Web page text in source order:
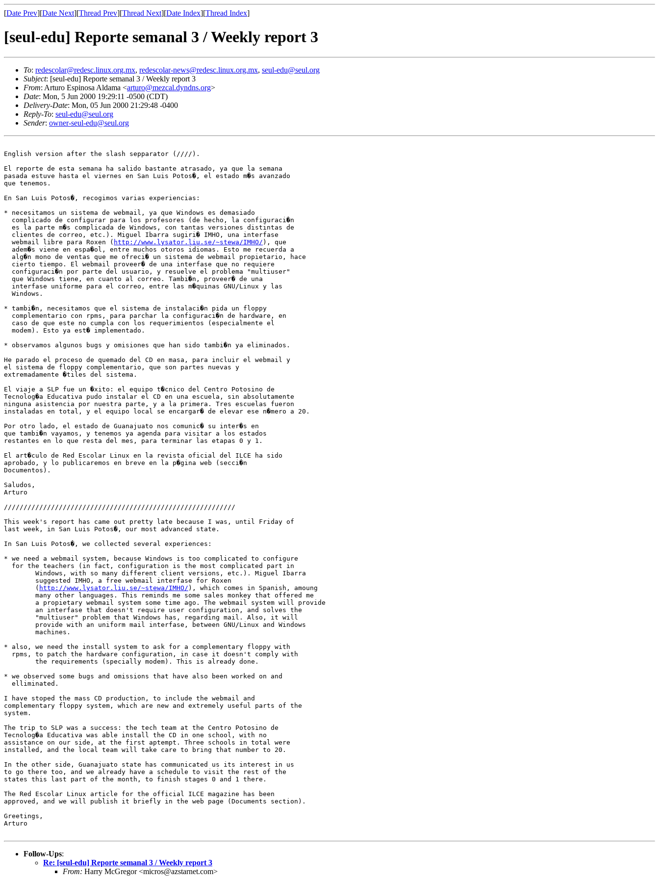
[Date Prev][Date Next][Thread Prev][Thread Next][Date Index][Thread Index]
[seul-edu] Reporte semanal 3 / Weekly report 3
To: redescolar@redesc.linux.org.mx, redescolar-news@redesc.linux.org.mx, seul-edu@seul.org
Subject: [seul-edu] Reporte semanal 3 / Weekly report 3
From: Arturo Espinosa Aldama <arturo@mezcal.dyndns.org>
Date: Mon, 5 Jun 2000 19:29:11 -0500 (CDT)
Delivery-Date: Mon, 05 Jun 2000 21:29:48 -0400
Reply-To: seul-edu@seul.org
Sender: owner-seul-edu@seul.org
English version after the slash sepparator (////).
El reporte de esta semana ha salido bastante atrasado, ya que la semana
pasada estuve hasta el viernes en San Luis Potos�, el estado m�s avanzado
que tenemos.
En San Luis Potos�, recogimos varias experiencias:
* necesitamos un sistema de webmail, ya que Windows es demasiado
  complicado de configurar para los profesores (de hecho, la configuraci�n
  es la parte m�s complicada de Windows, con tantas versiones distintas de
  clientes de correo, etc.). Miguel Ibarra sugiri� IMHO, una interfase
  webmail libre para Roxen (
http://www.lysator.liu.se/~stewa/IMHO/ ), que
  adem�s viene en espa�ol, entre muchos otoros idiomas. Esto me recuerda a
  alg�n mono de ventas que me ofreci� un sistema de webmail propietario, hace
  cierto tiempo. El webmail proveer� de una interfase que no requiere
  configuraci�n por parte del usuario, y resuelve el problema "multiuser"
  que Windows tiene, en cuanto al correo. Tambi�n, proveer� de una
  interfase uniforme para el correo, entre las m�quinas GNU/Linux y las
  Windows.
* tambi�n, necesitamos que el sistema de instalaci�n pida un floppy
  complementario con rpms, para parchar la configuraci�n de hardware, en
  caso de que este no cumpla con los requerimientos (especialmente el
  modem). Esto ya est� implementado.
* observamos algunos bugs y omisiones que han sido tambi�n ya eliminados.
He parado el proceso de quemado del CD en masa, para incluir el webmail y
el sistema de floppy complementario, que son partes nuevas y
extremadamente �tiles del sistema.
El viaje a SLP fue un �xito: el equipo t�cnico del Centro Potosino de
Tecnolog�a Educativa pudo instalar el CD en una escuela, sin absolutamente
ninguna asistencia por nuestra parte, y a la primera. Tres escuelas fueron
instaladas en total, y el equipo local se encargar� de elevar ese n�mero a 20.
Por otro lado, el estado de Guanajuato nos comunic� su inter�s en
que tambi�n vayamos, y tenemos ya agenda para visitar a los estados
restantes en lo que resta del mes, para terminar las etapas 0 y 1.
El art�culo de Red Escolar Linux en la revista oficial del ILCE ha sido
aprobado, y lo publicaremos en breve en la p�gina web (secci�n
Documentos).
Saludos,
Arturo
///////////////////////////////////////////////////////////
This week's report has came out pretty late because I was, until Friday of
last week, in San Luis Potos�, our most advanced state.
In San Luis Potos�, we collected several experiences:
* we need a webmail system, because Windows is too complicated to configure
  for the teachers (in fact, configuration is the most complicated part in
	(
http://www.lysator.liu.se/~stewa/IMHO/ ), which comes in Spanish, amoung
* also, we need the install system to ask for a complementary floppy with
  rpms, to patch the hardware configuration, in case it doesn't comply with
* we observed some bugs and omissions that have also been worked on and
  elliminated.
I have stoped the mass CD production, to include the webmail and
complementary floppy system, which are new and extremely useful parts of the
system.
The trip to SLP was a success: the tech team at the Centro Potosino de
Tecnolog�a Educativa was able install the CD in one school, with no
assistance on our side, at the first aptempt. Three schools in total were
installed, and the local team will take care to bring that number to 20.
In the other side, Guanajuato state has communicated us its interest in us
to go there too, and we already have a schedule to visit the rest of the
states this last part of the month, to finish stages 0 and 1 there.
The Red Escolar Linux article for the official ILCE magazine has been
approved, and we will publish it briefly in the web page (Documents section).
Greetings,
Arturo
Follow-Ups:
Re: [seul-edu] Reporte semanal 3 / Weekly report 3
From: Harry McGregor <micros@azstarnet.com>